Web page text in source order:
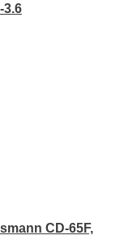
3.6
CD-65F,